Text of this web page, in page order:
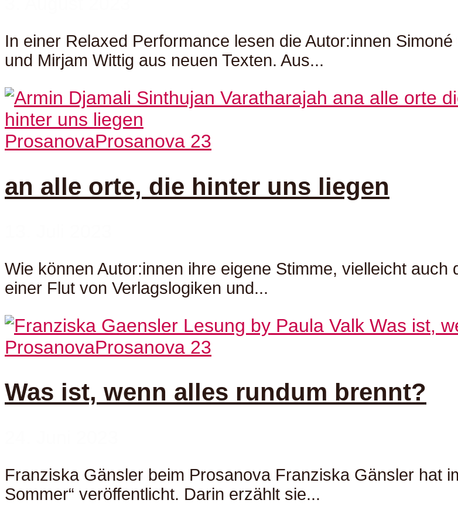
In einer Relaxed Performance lesen die Autor:innen
und Mirjam Wittig aus neuen Texten. Aus...
ProsanovaProsanova 23
an alle orte, die hinter uns liegen
Wie können Autor:innen ihre eigene Stimme, vielleicht
einer Flut von Verlagslogiken und...
ProsanovaProsanova 23
Was ist, wenn alles rundum brennt?
Franziska Gänsler beim Prosanova Franziska Gänsler hat
Sommer“ veröffentlicht. Darin erzählt sie...